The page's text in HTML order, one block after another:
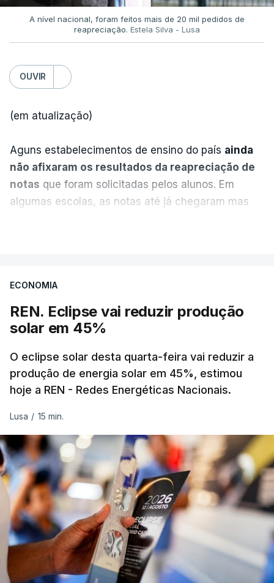
A nível nacional, foram feitos mais de 20 mil pedidos de
reapreciação. Estela Silva - Lusa
OUVIR
(em atualização)
Aguns estabelecimentos de ensino do país ainda
não afixaram os resultados da reapreciação de
notas que foram solicitadas pelos alunos. Em
algumas escolas, as notas até já chegaram mas
tinha chegado o resultado de
exames, mas ainda não tinham sido afixados.
até à escola para ver o resultado mas ainda não
tinha sido divulgado. Alguns pais apontam
incorreções e aguardam a atualização na
ERRO100
ERROR ON HTML5 MEDIA ELEMENT
ESTE CONTEÚDO ESTÁ NESTE
MOMENTO INDISPONÍVEL
ECONOMIA
REN. Eclipse vai reduzir produção
solar em 45%
O eclipse solar desta quarta-feira vai reduzir a
produção de energia solar em 45%, estimou
hoje a REN - Redes Energéticas Nacionais.
Lusa / 15 min.